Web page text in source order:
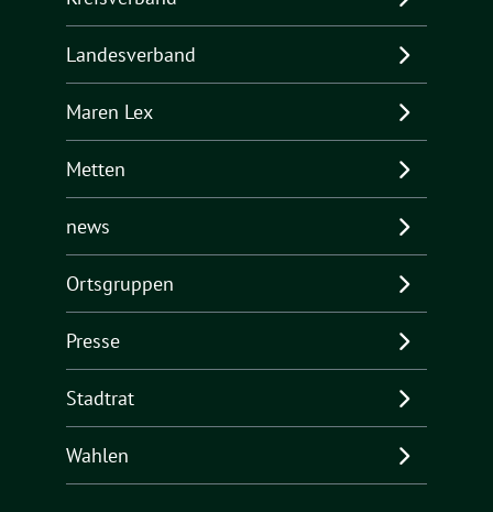
Landesverband
Maren Lex
Metten
news
Ortsgruppen
Presse
Stadtrat
Wahlen